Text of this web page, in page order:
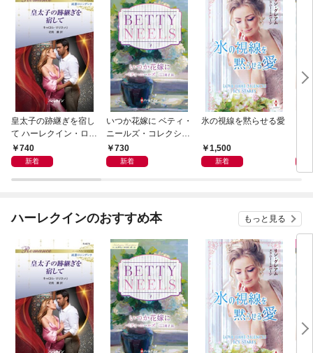
皇太子の跡継ぎを宿し
て ハーレクイン・ロマ
ンス～純潔のシンデレ
ラ～
740
新着
いつか花嫁に ベティ・
ニールズ・コレクショ
ン【ハーレクイン・マ
スターピース版】
730
新着
氷の視線を黙らせる愛
1,500
新着
ハーレクインのおすすめ本 もっと見る